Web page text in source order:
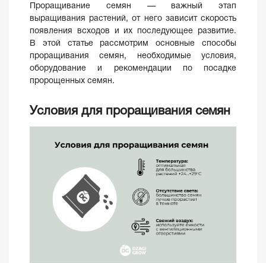
Проращивание семян — важный этап
выращивания растений, от него зависит скорость
появления всходов и их последующее развитие.
В этой статье рассмотрим основные способы
проращивания семян, необходимые условия,
оборудование и рекомендации по посадке
пророщенных семян.
Условия для проращивания семян